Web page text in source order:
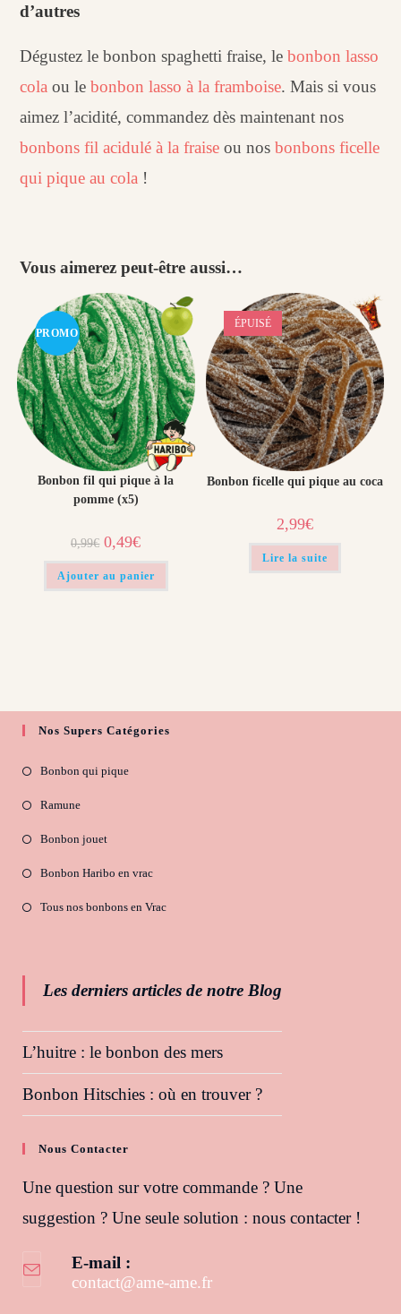
d’autres
Dégustez le bonbon spaghetti fraise, lebonbon lasso
cola ou lebonbon lasso à la framboise. Mais si vous
aimez l’acidité, commandez dès maintenant nos
bonbons fil acidulé à la fraise ou nosbonbons ficelle
qui pique au cola !
Vous aimerez peut-être aussi…
PROMO
!
Bonbon fil qui pique à la
pomme (x5)
0,99€ Le
prix
initial
était :
0,49€Le
prix
actuel
est :
Ajouter au panier
ÉPUISÉ
Bonbon ficelle qui pique au coca
2,99€
Lire la suite
Nos Supers Catégories
Bonbon qui pique
Ramune
Bonbon jouet
Bonbon Haribo en vrac
Tous nos bonbons en Vrac
Les derniers articles de notre Blog
L’huitre : le bonbon des mers
Bonbon Hitschies : où en trouver ?
Nous Contacter
Une question sur votre commande ? Une
suggestion ? Une seule solution : nous contacter !
E-mail :
contact@ame-ame.frS’ouvre dans votre application